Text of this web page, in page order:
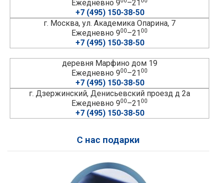
Ежедневно 9 –21
+7 (495) 150-38-50
г. Москва, ул. Академика Опарина, 7
Ежедневно 900–2100
+7 (495) 150-38-50
деревня Марфино дом 19
Ежедневно 900–2100
+7 (495) 150-38-50
г. Дзержинский, Денисьевский проезд д 2а
Ежедневно 900–2100
+7 (495) 150-38-50
С нас подарки